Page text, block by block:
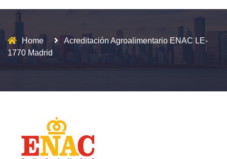
Home
Acreditación Agroalimentario ENAC LE-
1770 Madrid